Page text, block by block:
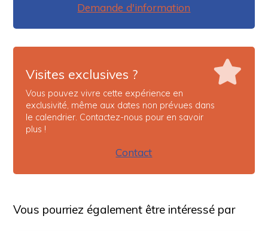
Demande d'information
Visites exclusives ?
Vous pouvez vivre cette expérience en
exclusivité, même aux dates non prévues dans
le calendrier. Contactez-nous pour en savoir
plus !
Contact
Vous pourriez également être intéressé par